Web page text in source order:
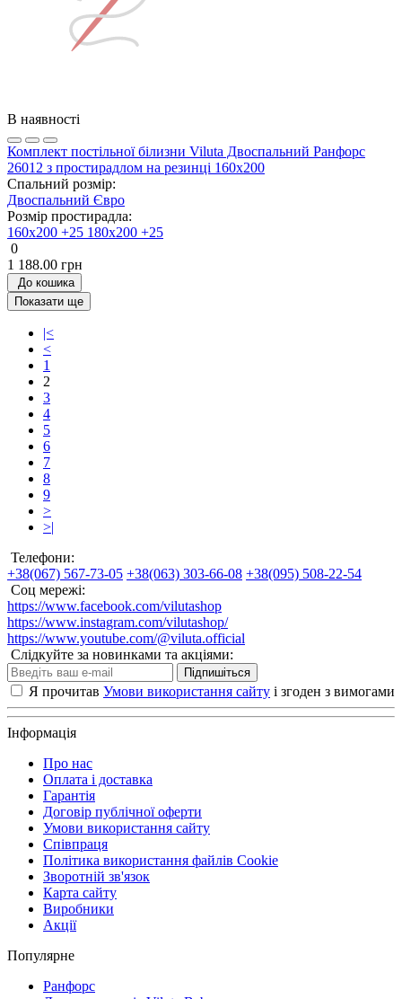
В наявності
Комплект постільної білизни Viluta Двоспальний Ранфорс
26012 з простирадлом на резинці 160х200
Спальний розмір:
Двоспальний Євро
Розмір простирадла:
160х200 +25 180х200 +25
0
1 188.00 грн
До кошика
Показати ще
|<
<
1
2
3
4
5
6
7
8
9
>
>|
Телефони:
+38(067) 567-73-05 +38(063) 303-66-08 +38(095) 508-22-54
Соц мережі:
https://www.facebook.com/vilutashop
https://www.instagram.com/vilutashop/
https://www.youtube.com/@viluta.official
Слідкуйте за новинками та акціями:
Підпишіться
Я прочитав Умови використання сайту і згоден з вимогами
Інформація
Про нас
Оплата і доставка
Гарантія
Договір публічної оферти
Умови використання сайту
Співпраця
Політика використання файлів Cookie
Зворотній зв'язок
Карта сайту
Виробники
Акції
Популярне
Ранфорс